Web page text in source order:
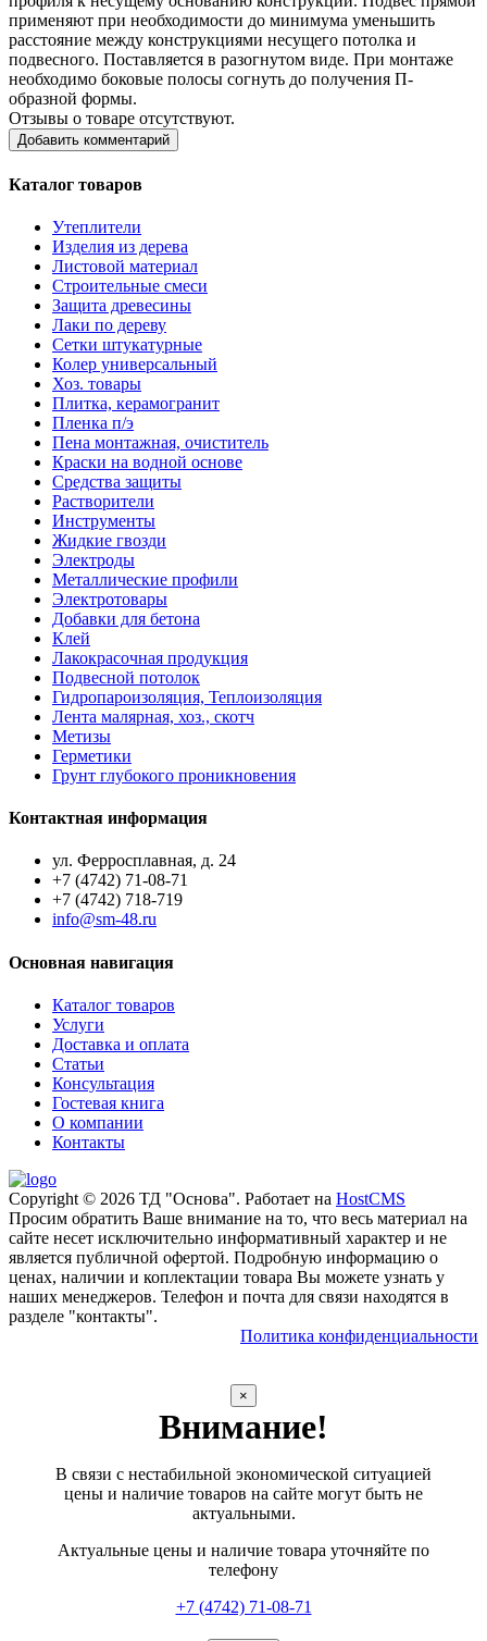
применяют при необходимости до минимума уменьшить
расстояние между конструкциями несущего потолка и
подвесного. Поставляется в разогнутом виде. При монтаже
необходимо боковые полосы согнуть до получения П-
образной формы.
Отзывы о товаре отсутствуют.
Добавить комментарий
Каталог товаров
Утеплители
Изделия из дерева
Листовой материал
Строительные смеси
Защита древесины
Лаки по дереву
Сетки штукатурные
Колер универсальный
Хоз. товары
Плитка, керамогранит
Пленка п/э
Пена монтажная, очиститель
Краски на водной основе
Средства защиты
Растворители
Инструменты
Жидкие гвозди
Электроды
Металлические профили
Электротовары
Добавки для бетона
Клей
Лакокрасочная продукция
Подвесной потолок
Гидропароизоляция, Теплоизоляция
Лента малярная, хоз., скотч
Метизы
Герметики
Грунт глубокого проникновения
Контактная информация
ул. Ферросплавная, д. 24
+7 (4742) 71-08-71
+7 (4742) 718-719
info@sm-48.ru
Основная навигация
Каталог товаров
Услуги
Доставка и оплата
Статьи
Консультация
Гостевая книга
О компании
Контакты
Copyright © 2026 ТД "Основа". Работает на HostCMS
Просим обратить Ваше внимание на то, что весь материал на
сайте несет исключительно информативный характер и не
является публичной офертой. Подробную информацию о
ценах, наличии и коплектации товара Вы можете узнать у
наших менеджеров. Телефон и почта для связи находятся в
разделе "контакты".
Политика конфиденциальности
×
Внимание!
В связи с нестабильной экономической ситуацией
цены и наличие товаров на сайте могут быть не
актуальными.
Актуальные цены и наличие товара уточняйте по
телефону
+7 (4742) 71-08-71